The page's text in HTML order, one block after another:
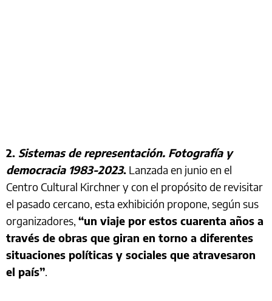
2. Sistemas de representación. Fotografía y
democracia 1983-2023. Lanzada en junio en el
Centro Cultural Kirchner y con el propósito de revisitar
el pasado cercano, esta exhibición propone, según sus
organizadores, “un viaje por estos cuarenta años a
través de obras que giran en torno a diferentes
situaciones políticas y sociales que atravesaron
el país”.